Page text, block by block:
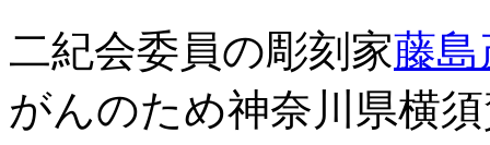
二紀会委員の彫刻家藤島
がんのため神奈川県横